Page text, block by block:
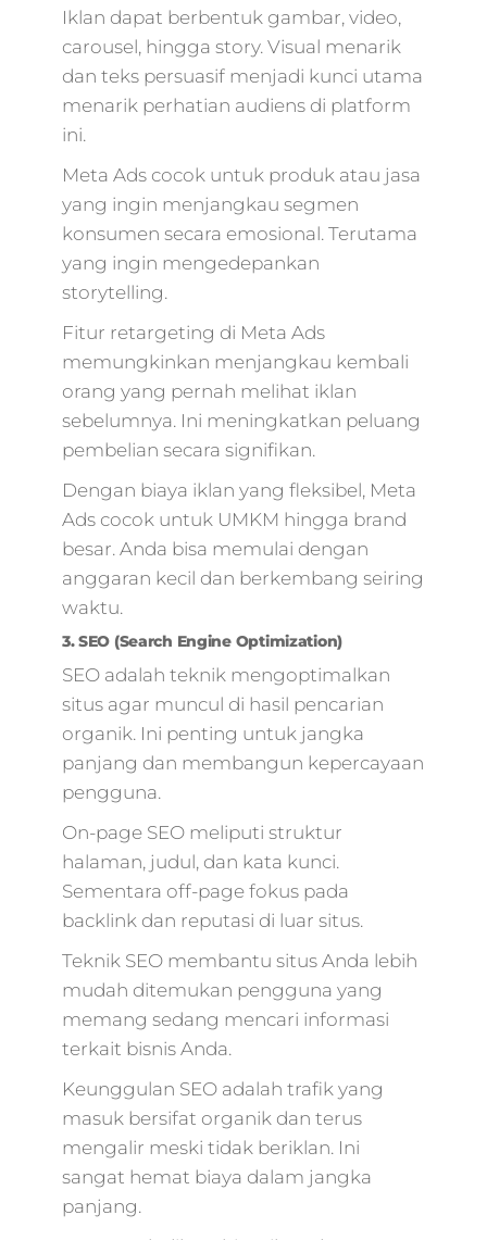
digital
marketing,umkm
digital
marketing,digital
marketing
analytics
digital,mito
marketing,digital
digital
digital
kartajaya
4.0,media
pemasaran
jam pahami digital
marketing
binus,marketing
digital
digital
marketing agency
digital
marketing pocari
sweat,online
marketing internet
digital
digital
offline,marketing
4.0 hermawan
kartajaya,evolution
marketing
digital,paket jasa
Iklan dapat berbentuk gambar, video,
carousel, hingga story. Visual menarik
dan teks persuasif menjadi kunci utama
menarik perhatian audiens di platform
ini.
Meta Ads cocok untuk produk atau jasa
yang ingin menjangkau segmen
konsumen secara emosional. Terutama
yang ingin mengedepankan
storytelling.
Fitur retargeting di Meta Ads
memungkinkan menjangkau kembali
orang yang pernah melihat iklan
sebelumnya. Ini meningkatkan peluang
pembelian secara signifikan.
Dengan biaya iklan yang fleksibel, Meta
Ads cocok untuk UMKM hingga brand
besar. Anda bisa memulai dengan
anggaran kecil dan berkembang seiring
waktu.
3. SEO (Search Engine Optimization)
SEO adalah teknik mengoptimalkan
situs agar muncul di hasil pencarian
organik. Ini penting untuk jangka
panjang dan membangun kepercayaan
pengguna.
On-page SEO meliputi struktur
halaman, judul, dan kata kunci.
Sementara off-page fokus pada
backlink dan reputasi di luar situs.
Teknik SEO membantu situs Anda lebih
mudah ditemukan pengguna yang
memang sedang mencari informasi
terkait bisnis Anda.
Keunggulan SEO adalah trafik yang
masuk bersifat organik dan terus
mengalir meski tidak beriklan. Ini
sangat hemat biaya dalam jangka
panjang.